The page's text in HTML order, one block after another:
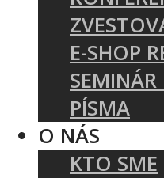
E-SHOP
PÍSMA
O NÁS
KTO SME